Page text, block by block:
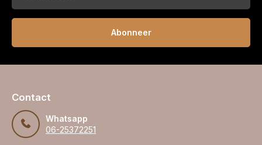
Abonneer
Contact
Whatsapp
06-25372251